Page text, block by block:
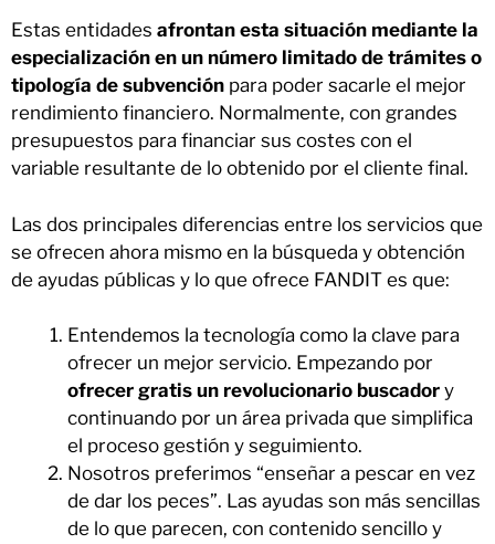
Estas entidades afrontan esta situación mediante la
especialización en un número limitado de trámites o
tipología de subvención para poder sacarle el mejor
rendimiento financiero. Normalmente, con grandes
presupuestos para financiar sus costes con el
variable resultante de lo obtenido por el cliente final.
Las dos principales diferencias entre los servicios que
se ofrecen ahora mismo en la búsqueda y obtención
de ayudas públicas y lo que ofrece FANDIT es que:
Entendemos la tecnología como la clave para
ofrecer un mejor servicio. Empezando por
ofrecer gratis un revolucionario buscador y
continuando por un área privada que simplifica
el proceso gestión y seguimiento.
Nosotros preferimos “enseñar a pescar en vez
de dar los peces”. Las ayudas son más sencillas
de lo que parecen, con contenido sencillo y